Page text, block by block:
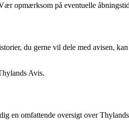
opmærksom på eventuelle
du gerne vil dele med avisen,
Avis.
en omfattende oversigt over